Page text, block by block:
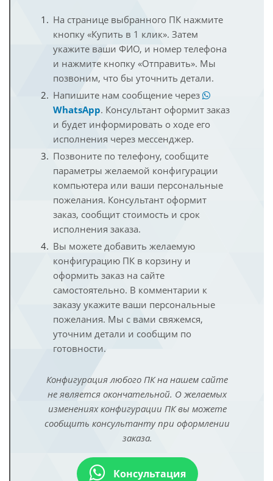
На странице выбранного ПК нажмите
кнопку «Купить в 1 клик». Затем
укажите ваши ФИО, и номер телефона
и нажмите кнопку «Отправить». Мы
позвоним, что бы уточнить детали.
Напишите нам сообщение через
WhatsApp. Консультант оформит заказ
и будет информировать о ходе его
исполнения через мессенджер.
Позвоните по телефону, сообщите
параметры желаемой конфигурации
компьютера или ваши персональные
пожелания. Консультант оформит
заказ, сообщит стоимость и срок
исполнения заказа.
Вы можете добавить желаемую
конфигурацию ПК в корзину и
оформить заказ на сайте
самостоятельно. В комментарии к
заказу укажите ваши персональные
пожелания. Мы с вами свяжемся,
уточним детали и сообщим по
готовности.
Конфигурация любого ПК на нашем сайте
не является окончательной. О желаемых
изменениях конфигурации ПК вы можете
сообщить консультанту при оформлении
заказа.
Консультация